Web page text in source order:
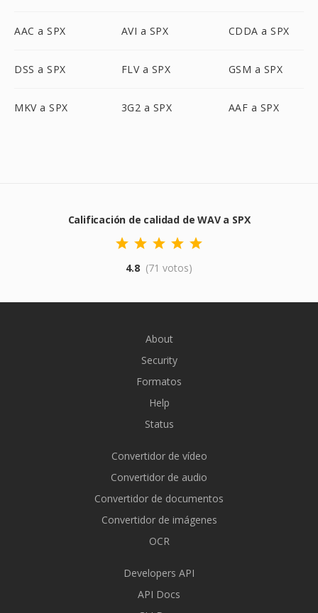
AAC a SPX AVI a SPX CDDA a SPX
DSS a SPX FLV a SPX GSM a SPX
MKV a SPX 3G2 a SPX AAF a SPX
Calificación de calidad de WAV a SPX
4.8 (71 votos)
About
Security
Formatos
Help
Status
Convertidor de vídeo
Convertidor de audio
Convertidor de documentos
Convertidor de imágenes
OCR
Developers API
API Docs